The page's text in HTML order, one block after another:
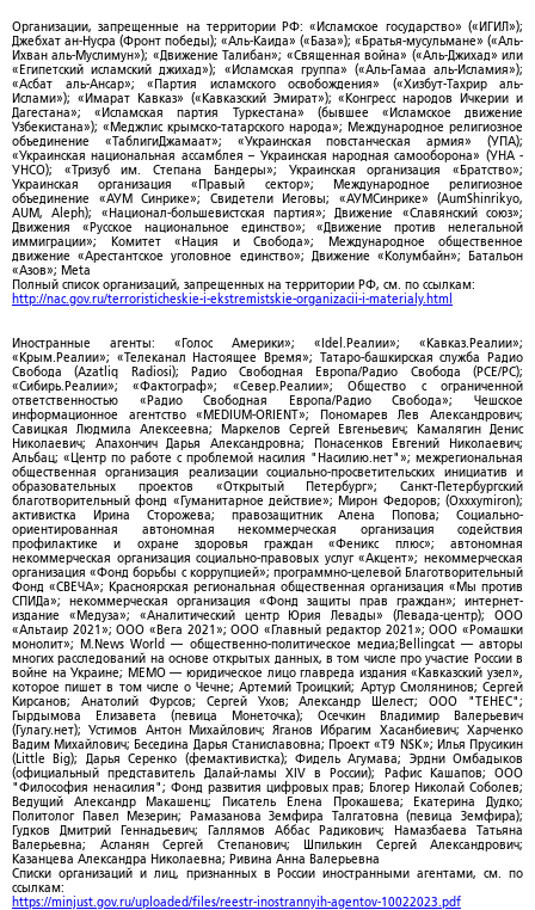
Организации, запрещенные на территории РФ: «Исламское государство» («ИГИЛ»);
Джебхат ан-Нусра (Фронт победы); «Аль-Каида» («База»); «Братья-мусульмане» («Аль-
Ихван аль-Муслимун»); «Движение Талибан»; «Священная война» («Аль-Джихад» или
«Египетский исламский джихад»); «Исламская группа» («Аль-Гамаа аль-Исламия»);
«Асбат аль-Ансар»; «Партия исламского освобождения» («Хизбут-Тахрир аль-
Ислами»); «Имарат Кавказ» («Кавказский Эмират»); «Конгресс народов Ичкерии и
Дагестана»; «Исламская партия Туркестана» (бывшее «Исламское движение
Узбекистана»); «Меджлис крымско-татарского народа»; Международное религиозное
объединение «ТаблигиДжамаат»; «Украинская повстанческая армия» (УПА);
«Украинская национальная ассамблея – Украинская народная самооборона» (УНА -
УНСО); «Тризуб им. Степана Бандеры»; Украинская организация «Братство»;
Украинская организация «Правый сектор»; Международное религиозное
объединение «АУМ Синрике»; Свидетели Иеговы; «АУМСинрике» (AumShinrikyo,
AUM, Aleph); «Национал-большевистская партия»; Движение «Славянский союз»;
Движения «Русское национальное единство»; «Движение против нелегальной
иммиграции»; Комитет «Нация и Свобода»; Международное общественное
движение «Арестантское уголовное единство»; Движение «Колумбайн»; Батальон
«Азов»; Meta
Полный список организаций, запрещенных на территории РФ, см. по ссылкам:
http://nac.gov.ru/terroristicheskie-i-ekstremistskie-organizacii-i-materialy.html
Иностранные агенты: «Голос Америки»; «Idel.Реалии»; «Кавказ.Реалии»;
«Крым.Реалии»; «Телеканал Настоящее Время»; Татаро-башкирская служба Радио
Свобода (Azatliq Radiosi); Радио Свободная Европа/Радио Свобода (PCE/PC);
«Сибирь.Реалии»; «Фактограф»; «Север.Реалии»; Общество с ограниченной
ответственностью «Радио Свободная Европа/Радио Свобода»; Чешское
информационное агентство «MEDIUM-ORIENT»; Пономарев Лев Александрович;
Савицкая Людмила Алексеевна; Маркелов Сергей Евгеньевич; Камалягин Денис
Николаевич; Апахончич Дарья Александровна; Понасенков Евгений Николаевич;
Альбац; «Центр по работе с проблемой насилия "Насилию.нет"»; межрегиональная
общественная организация реализации социально-просветительских инициатив и
образовательных проектов «Открытый Петербург»; Санкт-Петербургский
благотворительный фонд «Гуманитарное действие»; Мирон Федоров; (Oxxxymiron);
активистка Ирина Сторожева; правозащитник Алена Попова; Социально-
ориентированная автономная некоммерческая организация содействия
профилактике и охране здоровья граждан «Феникс плюс»; автономная
некоммерческая организация социально-правовых услуг «Акцент»; некоммерческая
организация «Фонд борьбы с коррупцией»; программно-целевой Благотворительный
Фонд «СВЕЧА»; Красноярская региональная общественная организация «Мы против
СПИДа»; некоммерческая организация «Фонд защиты прав граждан»; интернет-
издание «Медуза»; «Аналитический центр Юрия Левады» (Левада-центр); ООО
«Альтаир 2021»; ООО «Вега 2021»; ООО «Главный редактор 2021»; ООО «Ромашки
монолит»; M.News World — общественно-политическое медиа;Bellingcat — авторы
многих расследований на основе открытых данных, в том числе про участие России в
войне на Украине; МЕМО — юридическое лицо главреда издания «Кавказский узел»,
которое пишет в том числе о Чечне; Артемий Троицкий; Артур Смолянинов; Сергей
Кирсанов; Анатолий Фурсов; Сергей Ухов; Александр Шелест; ООО "ТЕНЕС";
Гырдымова Елизавета (певица Монеточка); Осечкин Владимир Валерьевич
(Гулагу.нет); Устимов Антон Михайлович; Яганов Ибрагим Хасанбиевич; Харченко
Вадим Михайлович; Беседина Дарья Станиславовна; Проект «T9 NSK»; Илья Прусикин
(Little Big); Дарья Серенко (фемактивистка); Фидель Агумава; Эрдни Омбадыков
(официальный представитель Далай-ламы XIV в России); Рафис Кашапов; ООО
"Философия ненасилия"; Фонд развития цифровых прав; Блогер Николай Соболев;
Ведущий Александр Макашенц; Писатель Елена Прокашева; Екатерина Дудко;
Политолог Павел Мезерин; Рамазанова Земфира Талгатовна (певица Земфира);
Гудков Дмитрий Геннадьевич; Галлямов Аббас Радикович; Намазбаева Татьяна
Валерьевна; Асланян Сергей Степанович; Шпилькин Сергей Александрович;
Казанцева Александра Николаевна; Ривина Анна Валерьевна
Списки организаций и лиц, признанных в России иностранными агентами, см. по
ссылкам:
https://minjust.gov.ru/uploaded/files/reestr-inostrannyih-agentov-10022023.pdf